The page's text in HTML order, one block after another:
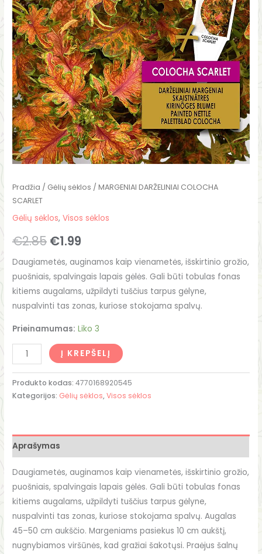
Pradžia / Gėlių sėklos / MARGENIAI DARŽELINIAI COLOCHA
SCARLET
Gėlių sėklos,Visos sėklos
€2.85 €1.99
Daugiametės, auginamos kaip vienametės, išskirtinio grožio,
puošniais, spalvingais lapais gėlės. Gali būti tobulas fonas
kitiems augalams, užpildyti tuščius tarpus gėlyne,
nuspalvinti tas zonas, kuriose stokojama spalvų.
Prieinamumas: Liko 3
Į KREPŠELĮ
Produkto kodas:4770168920545
Kategorijos: Gėlių sėklos,Visos sėklos
Aprašymas
Daugiametės, auginamos kaip vienametės, išskirtinio grožio,
puošniais, spalvingais lapais gėlės. Gali būti tobulas fonas
kitiems augalams, užpildyti tuščius tarpus gėlyne,
nuspalvinti tas zonas, kuriose stokojama spalvų. Augalas
45–50 cm aukščio. Margeniams pasiekus 10 cm aukštį,
nugnybiamos viršūnės, kad gražiai šakotųsi. Praėjus šalnų